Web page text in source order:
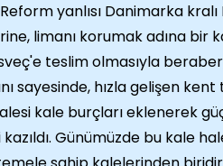
yanlısı Danimarka
limanı korumak adına bir
teslim olmasıyla
sayesinde, hızla gelişen
kale burçları eklenerek
Günümüzde bu kale